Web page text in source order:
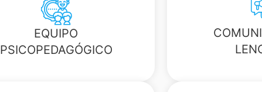
EQUIPO
PSICOPEDAGÓGICO